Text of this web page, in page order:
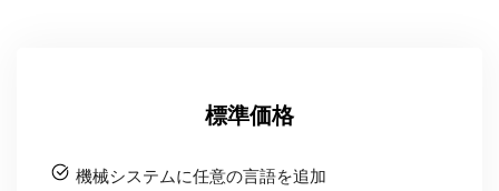
標準価格
機械システムに任意の言語を追加